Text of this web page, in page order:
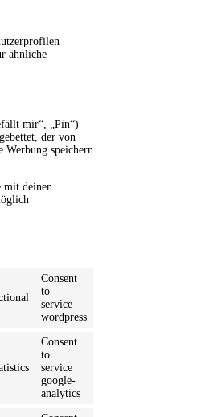
ähnliche
mir“, „Pin“)
der von
Werbung speichern
mit deinen
Consent
to
service
wordpress
Consent
to
service
google-
analytics